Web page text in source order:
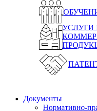
УСЛУГИ
Документы
Нормативно-